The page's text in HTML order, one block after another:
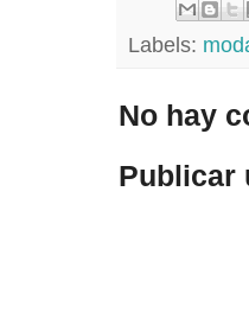
Labels:
No hay
Publicar